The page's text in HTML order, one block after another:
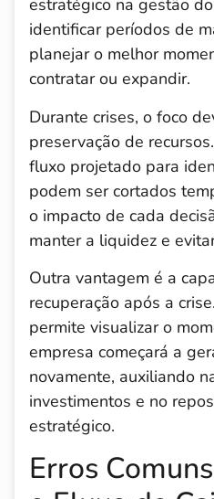
estratégico na gestão
identificar períodos de
planejar o melhor
contratar ou expandir.
Durante crises, o foco
preservação de
fluxo projetado para
podem ser cortados
o impacto de cada
manter a liquidez e
Outra vantagem é a
recuperação após a
permite visualizar o
empresa começará a
novamente, auxiliando
investimentos e no
estratégico.
Erros